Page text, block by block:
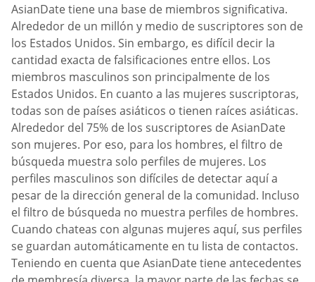
AsianDate tiene una base de miembros significativa.
Alrededor de un millón y medio de suscriptores son de
los Estados Unidos. Sin embargo, es difícil decir la
cantidad exacta de falsificaciones entre ellos. Los
miembros masculinos son principalmente de los
Estados Unidos. En cuanto a las mujeres suscriptoras,
todas son de países asiáticos o tienen raíces asiáticas.
Alrededor del 75% de los suscriptores de AsianDate
son mujeres. Por eso, para los hombres, el filtro de
búsqueda muestra solo perfiles de mujeres. Los
perfiles masculinos son difíciles de detectar aquí a
pesar de la dirección general de la comunidad. Incluso
el filtro de búsqueda no muestra perfiles de hombres.
Cuando chateas con algunas mujeres aquí, sus perfiles
se guardan automáticamente en tu lista de contactos.
Teniendo en cuenta que AsianDate tiene antecedentes